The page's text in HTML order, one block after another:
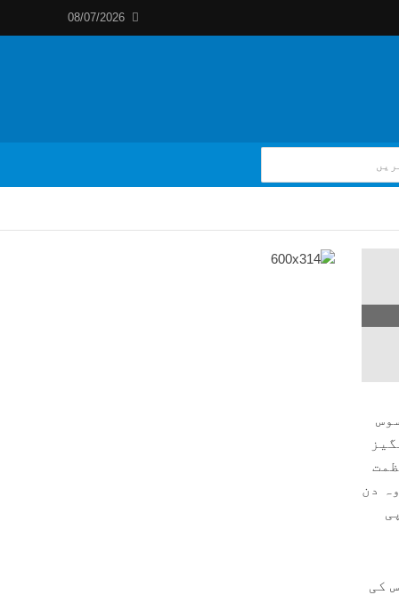
08/07/2026
دن
کی